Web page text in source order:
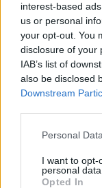
interest-based
us or personal
your opt-out. You
disclosure of your
IAB’s list of
also be disclosed
Downstream
Personal
I want to opt-
personal data.
Opted In